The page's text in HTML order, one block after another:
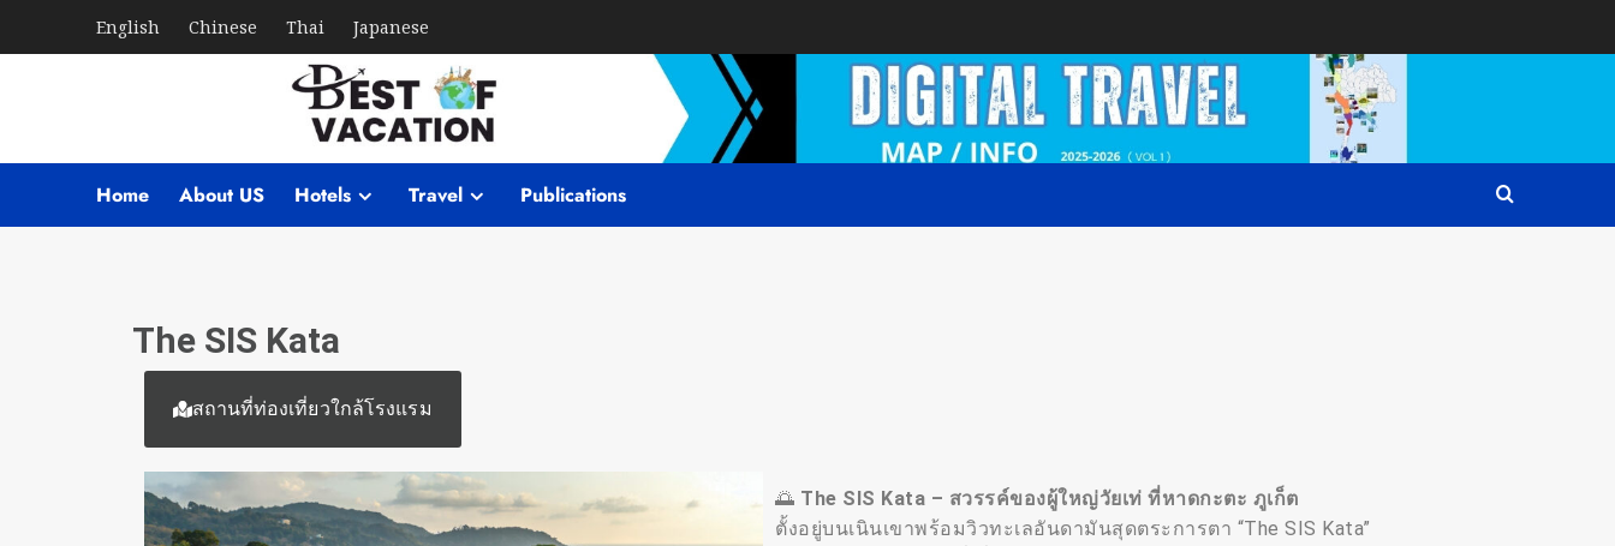
English Chinese Thai Japanese
Home About US Hotels Travel Publications
The SIS Kata
สถานที่ท่องเที่ยวใกล้โรงแรม
🌅 The SIS Kata – สวรรค์ของผู้ใหญ่วัยเท่ ที่หาดกะตะ ภูเก็ต
ตั้งอยู่บนเนินเขาพร้อมวิวทะเลอันดามันสุดตระการตา “The SIS Kata”